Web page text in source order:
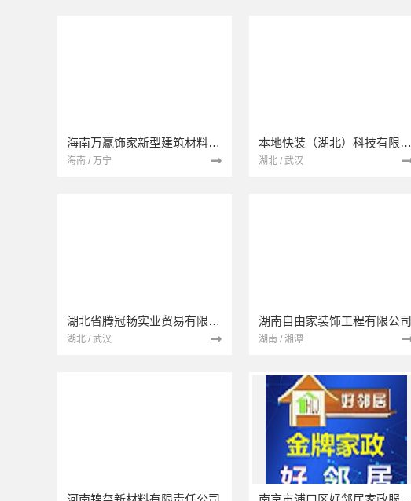
海南万赢饰家新型建筑材料有限公司
海南 / 万宁
本地快装（湖北）科技有限公司
湖北 / 武汉
湖北省腾冠畅实业贸易有限公司
湖北 / 武汉
湖南自由家装饰工程有限公司
湖南 / 湘潭